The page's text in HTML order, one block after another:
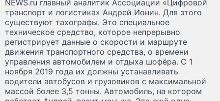
NEWS.ru главный аналитик Ассоциации «Цифровой
транспорт и логистика» Андрей Ионин. Для этого
существуют тахографы. Это специальное
техническое средство, которое непрерывно
регистрирует данные о скорости и маршруте
движения транспортного средства, о времени
управления автомобилем и отдыха шофёра. С 1
ноября 2019 года их должны устанавливать
водители автобусов и грузовиков с максимальной
массой более 3,5 тонны. Автомобиль, на котором